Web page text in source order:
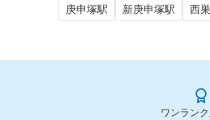
庚申塚駅 新庚申塚駅 西
ワンラン